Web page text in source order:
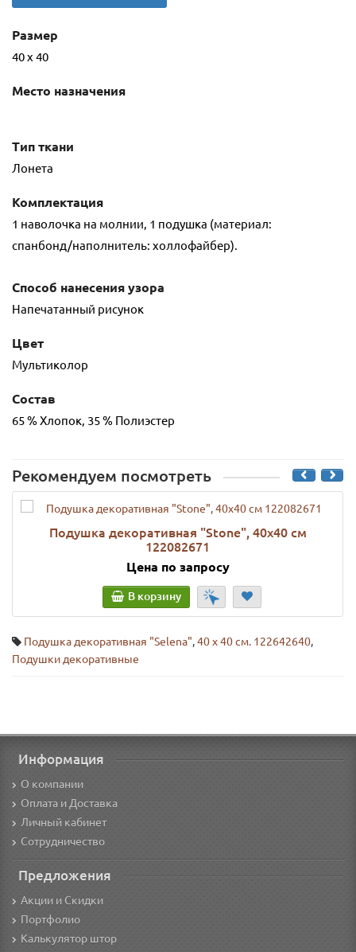
Размер
40 х 40
Место назначения
Тип ткани
Лонета
Комплектация
1 наволочка на молнии, 1 подушка (материал:
спанбонд/наполнитель: холлофайбер).
Способ нанесения узора
Напечатанный рисунок
Цвет
Мультиколор
Состав
65 % Хлопок, 35 % Полиэстер
Рекомендуем посмотреть
Подушка декоративная "Stone", 40х40 см
122082671
Цена по запросу
В корзину
Подушка декоративная "Selena",40 х 40 см. 122642640,
Подушки декоративные
Информация
О компании
Оплата и Доставка
Личный кабинет
Сотрудничество
Предложения
Акции и Скидки
Портфолио
Калькулятор штор